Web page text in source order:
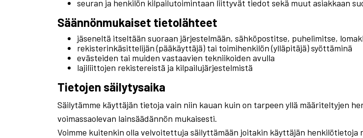
seuran ja henkilön kilpailutoimintaan liittyvät tiedot sekä muut asiakkaan
Säännönmukaiset tietolähteet
jäseneltä itseltään suoraan järjestelmään, sähköpostitse, puhelimitse,
rekisterinkäsittelijän (pääkäyttäjä) tai toimihenkilön (ylläpitäjä) syöttäminä
evästeiden tai muiden vastaavien tekniikoiden avulla
lajiliittojen rekistereistä ja kilpailujärjestelmistä
Tietojen säilytysaika
Säilytämme käyttäjän tietoja vain niin kauan kuin on tarpeen yllä määriteltyjen
voimassaolevan lainsäädännön mukaisesti.
Voimme kuitenkin olla velvoitettuja säilyttämään joitakin käyttäjän